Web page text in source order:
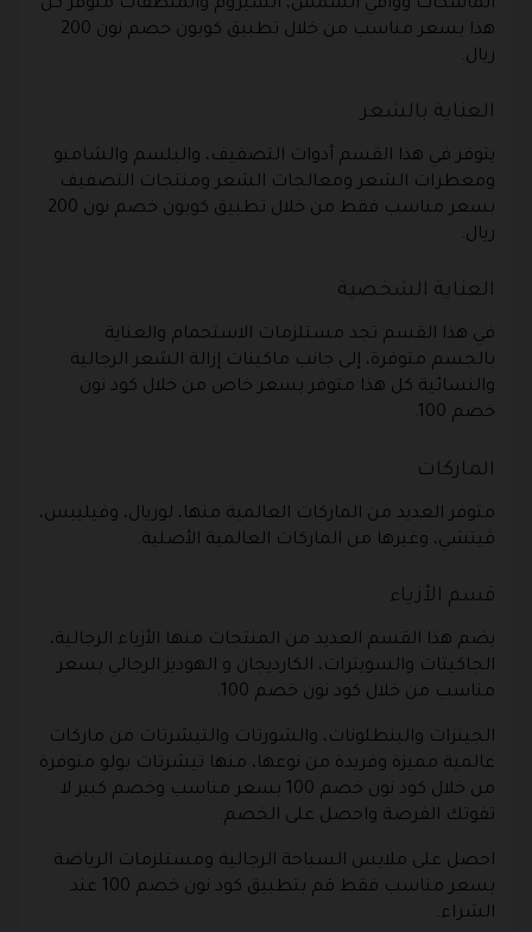
الماسكات وواقي الشمس، السيروم والمنظفات متوفر كل
هذا بسعر مناسب من خلال تطبيق كوبون خصم نون 200
ريال.
العناية بالشعر
يتوفر في هذا القسم أدوات التصفيف، والبلسم والشامبو
ومعطرات الشعر ومعالجات الشعر ومنتجات التصفيف
بسعر مناسب فقط من خلال تطبيق كوبون خصم نون 200
ريال.
العناية الشخصية
في هذا القسم تجد مستلزمات الاستحمام والعناية
بالجسم متوفرة، إلى جانب ماكينات إزالة الشعر الرجالية
والنسائية كل هذا متوفر بسعر خاص من خلال كود نون
خصم 100.
الماركات
متوفر العديد من الماركات العالمية منها، لوريال، وفيليبس،
ڤيتشي، وغيرها من الماركات العالمية الأصلية.
قسم الأزياء
يضم هذا القسم العديد من المنتجات منها الأزياء الرجالية،
الجاكيتات والسويترات، الكارديجان و الهوديز الرجالي بسعر
مناسب من خلال كود نون خصم 100.
الجينزات والبنطلونات، والشورتات والتيشرتات من ماركات
عالمية مميزة وفريدة من نوعها، منها تيشرتات بولو متوفرة
من خلال كود نون خصم 100 بسعر مناسب وخصم كبير لا
تفوتك الفرصة واحصل على الخصم.
احصل على ملابس السباحة الرجالية ومستلزمات الرياضة
بسعر مناسب فقط قم بتطبيق كود نون خصم 100 عند
الشراء.